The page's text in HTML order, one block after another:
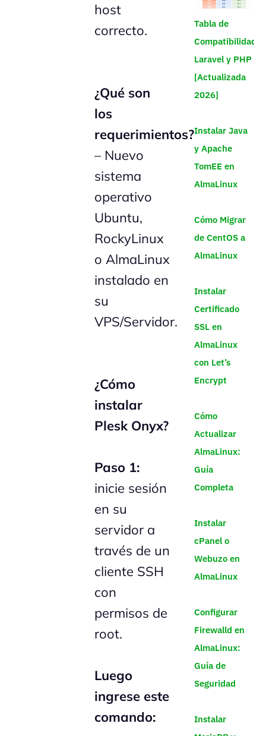
host
correcto.
¿Qué son
los
requerimientos?
– Nuevo
sistema
operativo
Ubuntu,
RockyLinux
o AlmaLinux
instalado en
su
VPS/Servidor.
¿Cómo
instalar
Plesk Onyx?
Paso 1:
inicie sesión
en su
servidor a
través de un
cliente SSH
con
permisos de
root.
Luego
ingrese este
comando:
Tabla de
Compatibilidad
Laravel y PHP
[Actualizada
2026]
Instalar Java
y Apache
TomEE en
AlmaLinux
Cómo Migrar
de CentOS a
AlmaLinux
Instalar
Certificado
SSL en
AlmaLinux
con Let’s
Encrypt
Cómo
Actualizar
AlmaLinux:
Guía
Completa
Instalar
cPanel o
Webuzo en
AlmaLinux
Configurar
Firewalld en
AlmaLinux:
Guía de
Seguridad
Instalar